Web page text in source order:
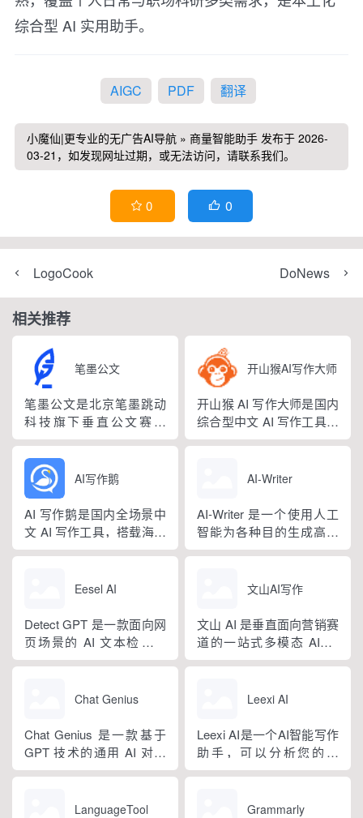
综合型 AI 实用助手。
AIGC PDF 翻译
小魔仙|更专业的无广告AI导航 » 商量智能助手 发布于 2026-
03-21，如发现网址过期，或无法访问，请联系我们。
 0  0
LogoCook DoNews
相关推荐
笔墨公文
笔墨公文是北京笔墨跳动
科技旗下垂直公文赛道
AIGC 创作平台，深耕体
制公文专业场景，依托海
量标准公文语料训练专属
大模型。平台整合 AI 公文
生成、全维度智能校对、
范文库、实时更新素材
库、标准化公文模板五大
撰写、文稿合...
开山猴AI写作大师
开山猴 AI 写作大师是国内
综合型中文 AI 写作工具，
融合二十年专业内容创作
法，大幅降低 AI 使用门
即可产出高质量文稿。平
台覆盖 20 余个行业领域、
279 种写作体裁，配备 20
AI写作鹅
AI 写作鹅是国内全场景中
文 AI 写作工具，搭载海量
细分写作模板，覆盖办公
视频、新媒体、文学创
场景，集成伪原创改写、
图生文、多语言翻译、
PPT 大纲生成等通用能
AI-Writer
AI-Writer 是一个使用人工
智能为各种目的生成高质
量和相关内容的平台。无
章、产品描述、登录页面
Eesel AI
Detect GPT 是一款面向网
页场景的 AI 文本检测工
具，以浏览器插件形态为
网页文字，甄别 GPT 系列
坦福零样本概率曲率检测
技术，无需针对新模型重
新训练，操作简单、无需
文山AI写作
文山 AI 是垂直面向营销赛
道的一站式多模态 AIGC
工具，主打图文一体化生
习用户创作风格，适配新
传等各类营销文体。内置
十大类海量行业模板，覆
盖超 99% 营销业务场景，
Chat Genius
Chat Genius 是一款基于
GPT 技术的通用 AI 对话
应用，依托大模型自然语
交互，支持自定义专属个
Leexi AI
Leexi AI是一个AI智能写作
助手，可以分析您的文
本，提供有关如何改进文
纠正语法、拼写和标点符
LanguageTool Grammarly